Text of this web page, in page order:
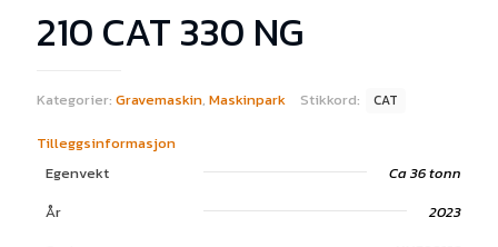
210 CAT 330 NG
Kategorier: Gravemaskin, Maskinpark Stikkord: CAT
Tilleggsinformasjon
Egenvekt
Ca 36 tonn
År
2023